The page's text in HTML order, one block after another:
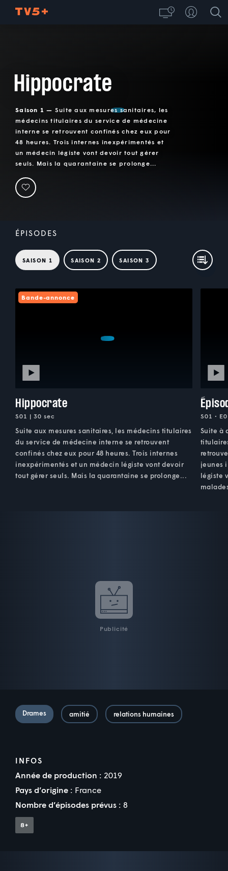
Hippocrate
Saison 1 — Suite aux mesures sanitaires, les
médecins titulaires du service de médecine
interne se retrouvent confinés chez eux pour
48 heures. Trois internes inexpérimentés et
un médecin légiste vont devoir tout gérer
seuls. Mais la quarantaine se prolonge...
ÉPISODES
SAISON 1 SAISON 2 SAISON 3
Bande-annonce
Hippocrate
S01 | 30 sec
Suite aux mesures sanitaires, les médecins titulaires
du service de médecine interne se retrouvent
confinés chez eux pour 48 heures. Trois internes
inexpérimentés et un médecin légiste vont devoir
tout gérer seuls. Mais la quarantaine se prolonge...
S01 •
Suite à
jeunes
légiste
Publicité
Drames amitié relations humaines
INFOS
Année de production : 2019
Pays d’origine : France
Nombre d’épisodes prévus : 8